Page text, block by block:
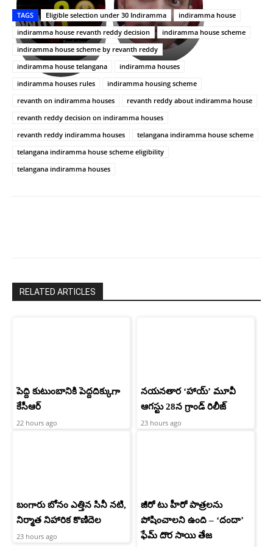
తీర్థం..తులసీదళం
లేకుండా
అసంపూర్ణం
పాన్
ఇండియా
స్టార్
హీరోయిన్‏గా
శెట్టి.
భర్తపై
రివెంజ్
తీర్చుకున్న
ఉపాసన..
పాపం
రామ్
చరణ్
TAGS Eligible selection under 30 Indiramma
indiramma house
indiramma house revanth reddy decision
indiramma house scheme
indiramma house scheme by revanth reddy
indiramma house telangana
indiramma houses
indiramma houses rules
indiramma housing scheme
revanth on indiramma houses
revanth reddy about indiramma house
revanth reddy decision on indiramma houses
revanth reddy indiramma houses
telangana indiramma house scheme
telangana indiramma house scheme eligibility
telangana indiramma houses
RELATED ARTICLES
పెద్ది కుటుంబానికి పెద్దదిక్కుగా
కేసీఆర్
22 hours ago
నయనతార ‘హాయ్’ మూవీ
ఆగస్టు 28న గ్రాండ్ రిలీజ్
23 hours ago
బంగారు బోనం ఎత్తిన సినీ నటి,
నిర్మాత నిహారిక కొణిదెల
23 hours ago
జీరో టు హీరో పాత్రలను
పోషించాలని ఉంది – ‘దందా’
ఫేమ్ దొర సాయి తేజ